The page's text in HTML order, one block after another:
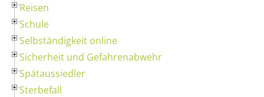
Reisen
Schule
Selbständigkeit online
Sicherheit und Gefahrenabwehr
Spätaussiedler
Sterbefall